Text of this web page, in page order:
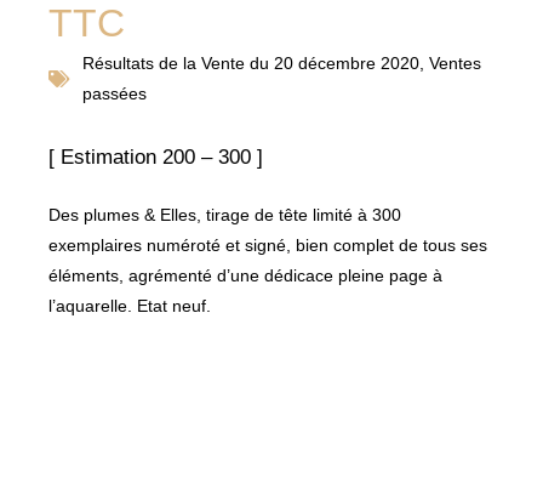
TTC
Résultats de la Vente du 20 décembre 2020 Ventes
passées
[ Estimation 200 – 300 ]
Des plumes & Elles, tirage de tête limité à 300
exemplaires numéroté et signé, bien complet de tous ses
éléments, agrémenté d’une dédicace pleine page à
l’aquarelle. Etat neuf.